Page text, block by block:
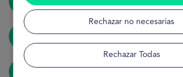
Rechazar no necesarias
Rechazar Todas
Solicitar préstamo